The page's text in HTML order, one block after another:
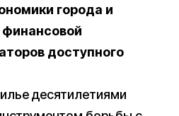
города и
финансовой
доступного
десятилетиями